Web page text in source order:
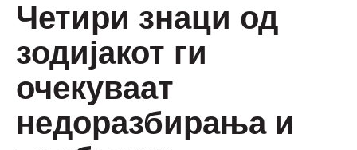
Четири знаци од
зодијакот ги
очекуваат
недоразбирања и